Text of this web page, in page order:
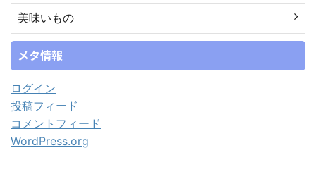
美味いもの
メタ情報
ログイン
投稿フィード
コメントフィード
WordPress.org